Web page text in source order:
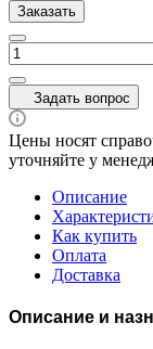
Заказать
Задать вопрос
Цены носят
уточняйте у
Описание
Как купить
Оплата
Доставка
Описание и